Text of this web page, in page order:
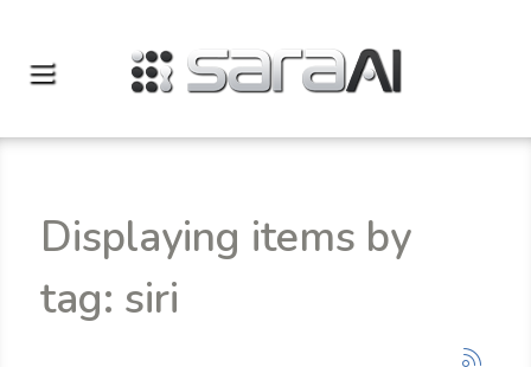
Displaying items by
tag: siri